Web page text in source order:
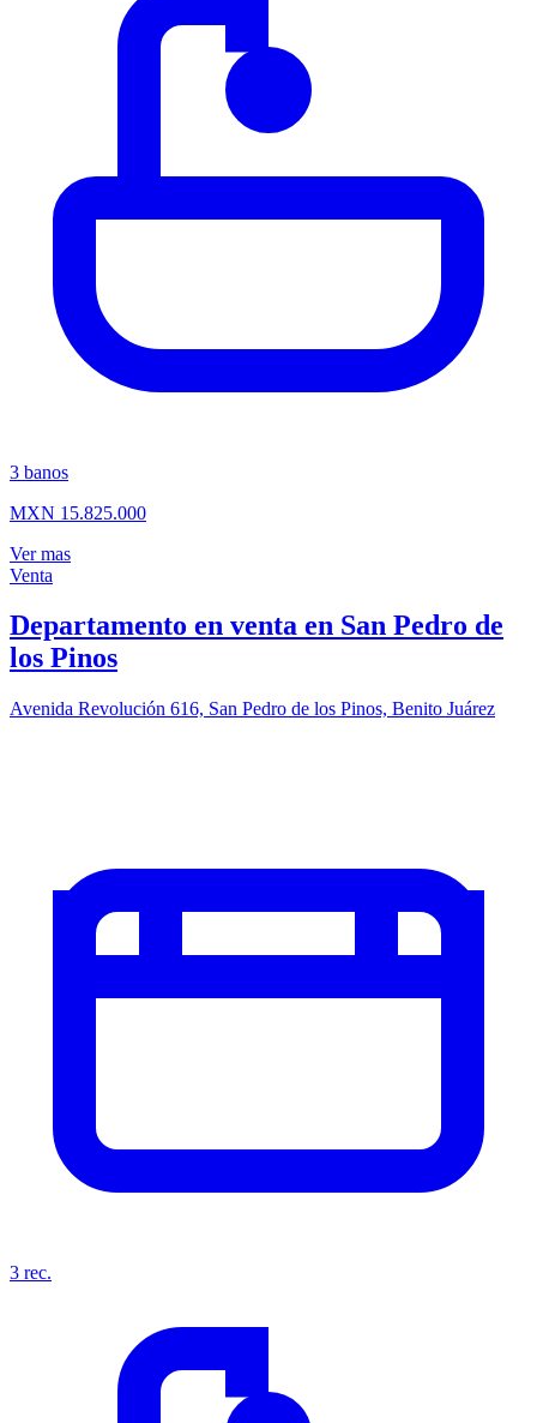
3 banos
MXN 15.825.000
Ver mas
Venta
Departamento en venta en San Pedro de
los Pinos
Avenida Revolución 616, San Pedro de los Pinos, Benito Juárez
3 rec.